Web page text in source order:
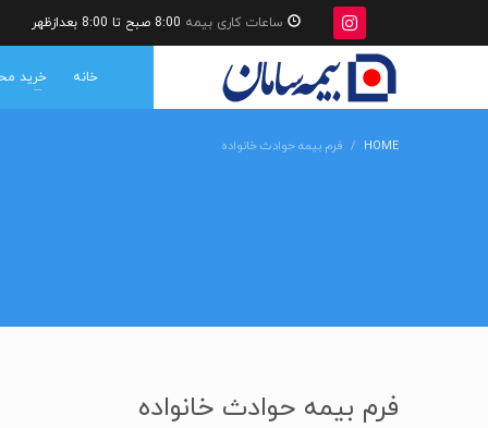
ساعات کاری بیمه
خانه خرید
HOME فرم بیمه حوادث خانواده
فرم بیمه حوادث خانواده